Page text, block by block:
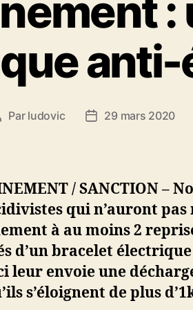
:
Par ludovic
Date29 mars 2020
/ SANCTION –
qui n’auront pas
à au moins 2
d’un bracelet
leur envoie une
s’éloignent de plus